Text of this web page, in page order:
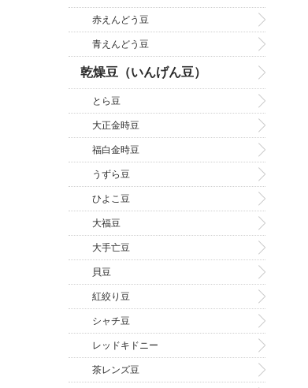
赤えんどう豆
青えんどう豆
乾燥豆（いんげん豆）
とら豆
大正金時豆
福白金時豆
うずら豆
ひよこ豆
大福豆
大手亡豆
貝豆
紅絞り豆
シャチ豆
レッドキドニー
茶レンズ豆